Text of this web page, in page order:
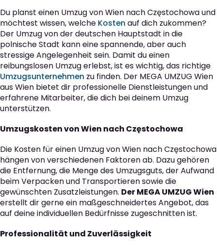
Du planst einen Umzug von Wien nach Częstochowa und
möchtest wissen, welche Kosten auf dich zukommen?
Der Umzug von der deutschen Hauptstadt in die
polnische Stadt kann eine spannende, aber auch
stressige Angelegenheit sein. Damit du einen
reibungslosen Umzug erlebst, ist es wichtig, das richtige
Umzugsunternehmen zu finden. Der MEGA UMZUG Wien
aus Wien bietet dir professionelle Dienstleistungen und
erfahrene Mitarbeiter, die dich bei deinem Umzug
unterstützen.
Umzugskosten von Wien nach Częstochowa
Die Kosten für einen Umzug von Wien nach Częstochowa
hängen von verschiedenen Faktoren ab. Dazu gehören
die Entfernung, die Menge des Umzugsguts, der Aufwand
beim Verpacken und Transportieren sowie die
gewünschten Zusatzleistungen. Der MEGA UMZUG Wien
erstellt dir gerne ein maßgeschneidertes Angebot, das
auf deine individuellen Bedürfnisse zugeschnitten ist.
Professionalität und Zuverlässigkeit